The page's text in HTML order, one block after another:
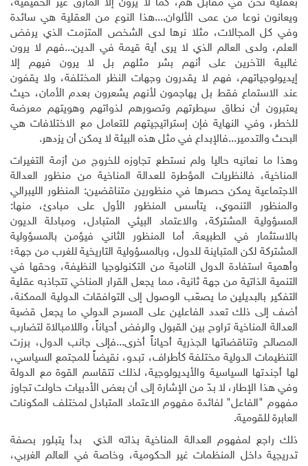
بعقلية نحن في مقابل هم، كما لا يرون إلا المآزق غير الحقيقية،
ويعانون نوعا من عمى الألوان....هذا النوع من العقلية هي سائدة
وفي كل المجالات، مثلا نرها لدى الشخص المتزمت الذي يرفض
العلم، ولدى العالم الذي لا يرى أية قيمة في الدين...فهم لا يرون
غالبية الآخرين على أنهم بشر مثلهم بل لا يرون فيهم إلا
إيديولوجياتهم، فهم لا يقدرون وجهات النظر المختلفة، ولا يقفون
عند الاستماع فقط بل يهاجمون لأنهم يشعرون بعدم الأمان، حيث
يعتبرون أن نطاق سيطرتهم وتصورهم لذواتهم وهويتهم معرضة
للخطر، وفي النهاية فإن إستراتيجيتهم للتعامل مع الاختلافات هي
البحث والتدمير...فالإبداع في مثل هذه البيئة لا يمكن أن يزدهر.
وهذا ما نعانيه حاليا ولم نستطع تجاوزه للخروج من أزمة التغيرات
المناخية، فالنظريات المؤطرة للعدالة المناخية من منظور العدالة
الاجتماعية يمكن حصرها في منظورين متناقضين: المنظور الليبرالي
والمنظور التنموي، يتأسس المنظور الأول على مبادئ، منها:
المسؤولية المشتركة، والاعتماد البيئي المتبادل، ومبادلة الديون
بالاستثمار في الطبيعة. أما المنظور الثاني فيؤمن بالمسؤولية
المشتركة لكن المتباينة للدول، وبالمسؤولية التاريخية للغرب من جهة؛
وأهمية استفادة الدول النامية من التكنولوجيا النظيفة، وحقها في
التنمية الذاتية من جهة ثانية، مما يجعل القرار المناخي تتجاذبه عقلية
التفكير بالبديلين ما يصعّب الوصول إلى التوافقات الدولية الممكنة،
أضف إلى ذلك تعدد الفاعلين على المسرح الدولي ما يجعل قضية
العدالة المناخية تراوح بين القبول والرفض أحياناً، واللامبالاة لتضارب
المصالح وتناقضاتها الجذرية أحياناً أخرى...فإلى جانب الدول، برزت
التنظيمات الدولية مختلفة كأطراف، تبدو، نقيضاً للمجتمع السياسي،
لها أجندتها السياسية والأيديولوجية، لذلك تتقاسم القوة مع الدولة
وفي هذا الإطار، لا بدّ من الإشارة إلى أن بعض الأدبيات حاولت تجاوز
مفهوم "الفاعل" لفائدة مفهوم الاعتماد المتبادل لمختلف المكونات
العابرة للقومية.
ذلك راجع لمفهوم العدالة المناخية بذاته الذي بدأ يتبلور بصفة
تدريجية داخل المنظمات غير الحكومية، وخاصة في العالم الغربي،